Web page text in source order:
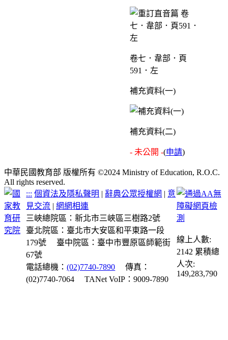
卷七．韋部．頁
591．左
補充資料(一)
補充資料(二)
- 未公開 -(申請)
中華民國教育部 版權所有 ©2024 Ministry of Education, R.O.C.
All rights reserved.
::: 個資法及隱私聲明 | 辭典公眾授權網 | 意
見交流 |網網相連
三峽總院區：新北市三峽區三樹路2號
臺北院區：臺北市大安區和平東路一段
179號
臺中院區：臺中市豐原區師範街
67號
電話總機：(02)7740-7890
傳真：
(02)7740-7064
TANet VoIP：9009-7890
線上人數:
2142 累積總
人次:
149,283,790